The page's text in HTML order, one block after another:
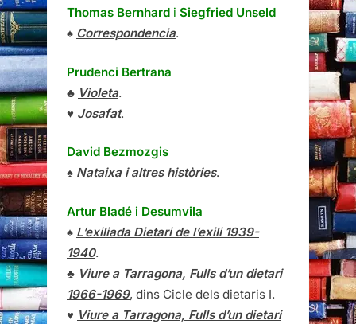
Thomas Bernhard i Siegfried Unseld
♠ Correspondencia.
Prudenci Bertrana
♣ Violeta.
♥ Josafat.
David Bezmozgis
♠ Nataixa i altres històries.
Artur Bladé i Desumvila
♠ L’exiliada Dietari de l’exili 1939-
1940.
♣ Viure a Tarragona, Fulls d’un dietari
1966-1969, dins Cicle dels dietaris I.
♥ Viure a Tarragona, Fulls d’un dietari